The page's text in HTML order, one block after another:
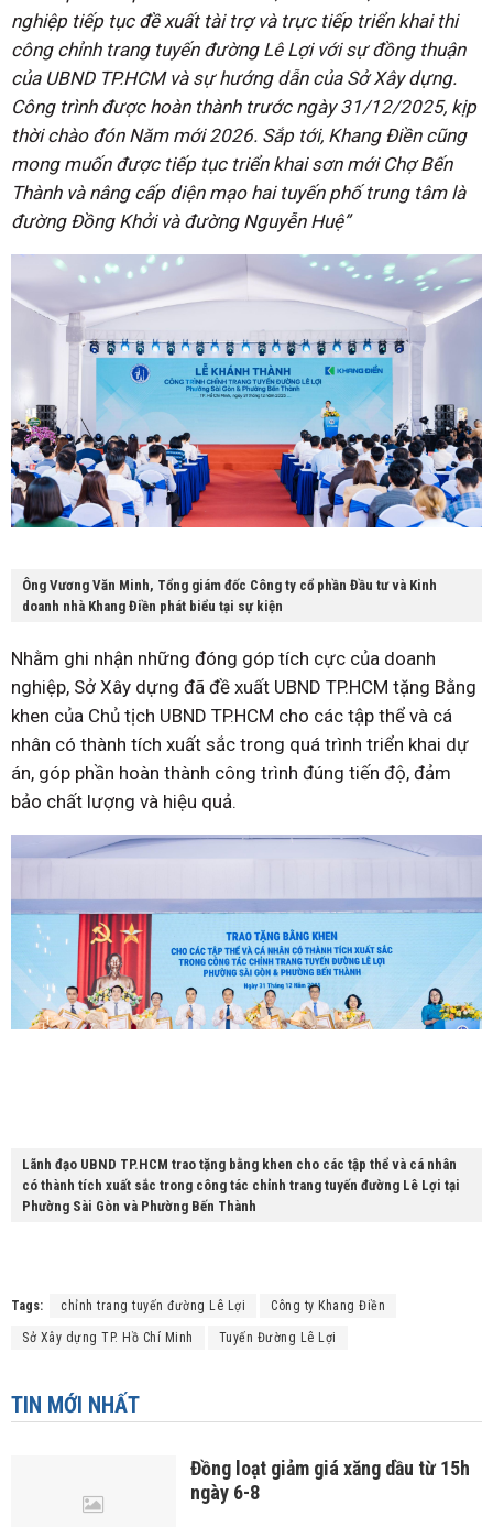
nghiệp tiếp tục đề xuất tài trợ và trực tiếp triển khai thi
công chỉnh trang tuyến đường Lê Lợi với sự đồng thuận
của UBND TP.HCM và sự hướng dẫn của Sở Xây dựng.
Công trình được hoàn thành trước ngày 31/12/2025, kịp
thời chào đón Năm mới 2026. Sắp tới, Khang Điền cũng
mong muốn được tiếp tục triển khai sơn mới Chợ Bến
Thành và nâng cấp diện mạo hai tuyến phố trung tâm là
đường Đồng Khởi và đường Nguyễn Huệ”
Ông Vương Văn Minh, Tổng giám đốc Công ty cổ phần Đầu tư và Kinh
doanh nhà Khang Điền phát biểu tại sự kiện
Nhằm ghi nhận những đóng góp tích cực của doanh
nghiệp, Sở Xây dựng đã đề xuất UBND TP.HCM tặng Bằng
khen của Chủ tịch UBND TP.HCM cho các tập thể và cá
nhân có thành tích xuất sắc trong quá trình triển khai dự
án, góp phần hoàn thành công trình đúng tiến độ, đảm
bảo chất lượng và hiệu quả.
Lãnh đạo UBND TP.HCM trao tặng bằng khen cho các tập thể và cá nhân
có thành tích xuất sắc trong công tác chỉnh trang tuyến đường Lê Lợi tại
Phường Sài Gòn và Phường Bến Thành
Tags: chỉnh trang tuyến đường Lê Lợi Công ty Khang Điền
Sở Xây dựng TP. Hồ Chí Minh Tuyến Đường Lê Lợi
TIN MỚI NHẤT
Đồng loạt giảm giá xăng dầu từ 15h
ngày 6-8